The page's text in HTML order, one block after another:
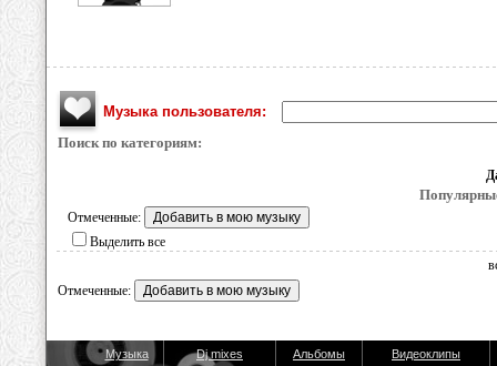
Музыка пользователя:
Поиск по категориям:
Отмеченные:
Выделить все
Отмеченные:
Музыка Dj mixes Альбомы
Видеоклипы